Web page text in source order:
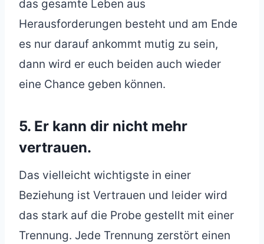
das gesamte Leben aus
Herausforderungen besteht und am Ende
es nur darauf ankommt mutig zu sein,
dann wird er euch beiden auch wieder
eine Chance geben können.
5. Er kann dir nicht mehr
vertrauen.
Das vielleicht wichtigste in einer
Beziehung ist Vertrauen und leider wird
das stark auf die Probe gestellt mit einer
Trennung. Jede Trennung zerstört einen